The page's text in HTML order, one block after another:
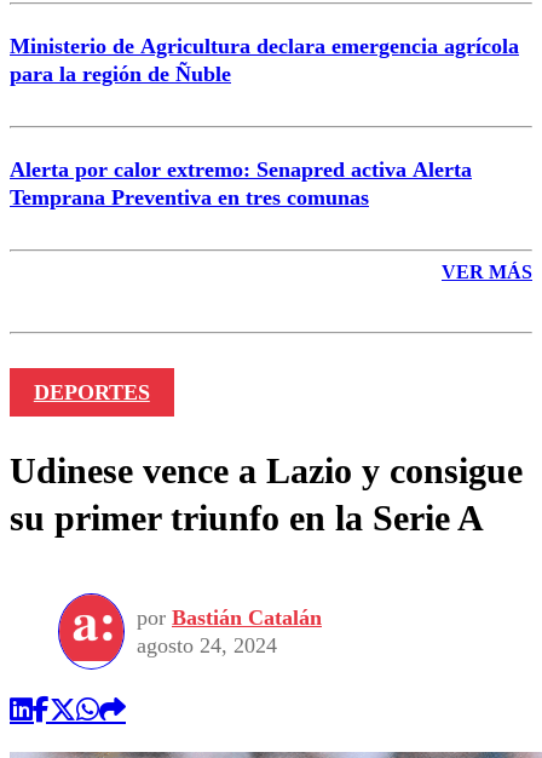
Ministerio de Agricultura declara emergencia agrícola
para la región de Ñuble
Alerta por calor extremo: Senapred activa Alerta
Temprana Preventiva en tres comunas
VER MÁS
DEPORTES
Udinese vence a Lazio y consigue
su primer triunfo en la Serie A
por Bastián Catalán
agosto 24, 2024